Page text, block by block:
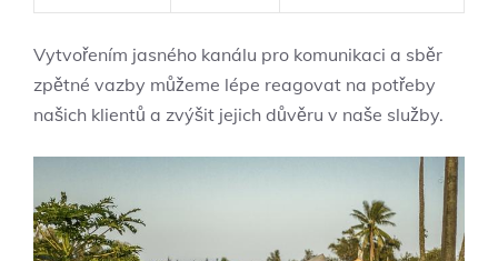
Vytvořením jasného kanálu pro komunikaci a sběr
zpětné vazby můžeme lépe reagovat na potřeby
našich klientů a zvýšit jejich důvěru v naše služby.